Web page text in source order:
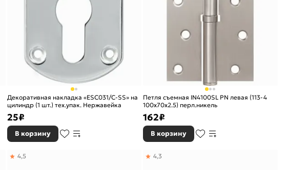
Декоративная накладка «ESC031/C-SS» на
цилиндр (1 шт.) тех.упак. Нержавейка
25₽
В корзину
Петля съемная IN4100SL PN левая (113-4
100х70х2.5) перл.никель
162₽
В корзину
4,5 4,3